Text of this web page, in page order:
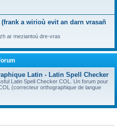
a wirioù evit an darn vrasañ
ar meziantoù dre-vras
Latin - Latin Spell Checker
Latin Spell Checker COL. Un forum pour
(correcteur orthographique de langue